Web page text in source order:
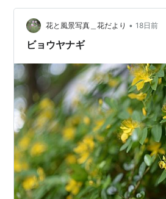
花と風景写真＿花だより • 18日前
ビョウヤナギ